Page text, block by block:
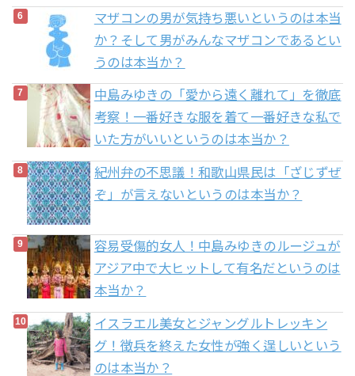
マザコンの男が気持ち悪いというのは本当
か？そして男がみんなマザコンであるとい
うのは本当か？
中島みゆきの「愛から遠く離れて」を徹底
考察！一番好きな服を着て一番好きな私で
いた方がいいというのは本当か？
紀州弁の不思議！和歌山県民は「ざじずぜ
ぞ」が言えないというのは本当か？
容易受傷的女人！中島みゆきのルージュが
アジア中で大ヒットして有名だというのは
本当か？
イスラエル美女とジャングルトレッキン
グ！徴兵を終えた女性が強く逞しいという
のは本当か？